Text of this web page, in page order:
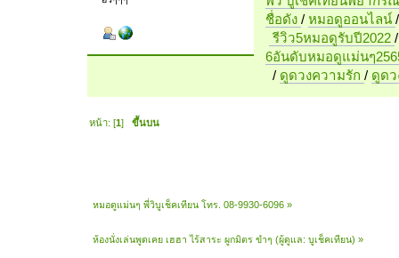
ชื่อดัง / หมอดูออนไลน์
รีวิว5หมอดูรับปี2022
6อันดับหมอดูแม่นๆ
/ ดูดวงความรัก / ดูด
หน้า: [1]ขึ้นบน
หมอดูแม่นๆ พี่วิบูเช็คเทียน โทร. 08-9930-6096 »
ห้องนั่งเล่นพูดเคย เฮฮา ไร้สาระ ผูกมิตร ขำๆ (ผู้ดูแล:บูเช็คเทียน) »